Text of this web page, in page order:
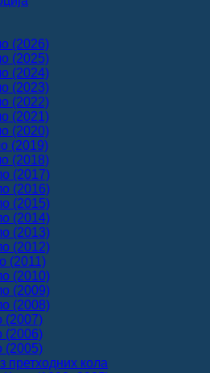
(2026)
(2025)
(2024)
(2023)
(2022)
(2021)
(2020)
(2019)
(2018)
(2017)
(2016)
(2015)
(2014)
(2013)
(2012)
(2011)
(2010)
(2009)
(2008)
(2007)
(2006)
(2005)
претходних кола